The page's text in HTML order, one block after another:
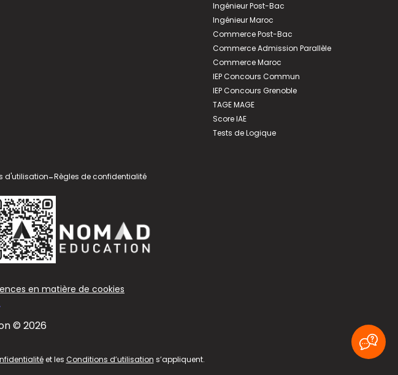
Ingénieur Post-Bac
Ingénieur Maroc
Commerce Post-Bac
Commerce Admission Parallèle
Commerce Maroc
IEP Concours Commun
IEP Concours Grenoble
TAGE MAGE
Score IAE
Tests de Logique
d'utilisation-Règles de confidentialité
en matière de cookies
© 2026
et les Conditions d’utilisation s’appliquent.